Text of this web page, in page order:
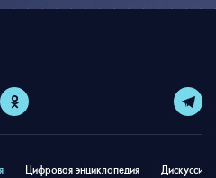
Цифровая энциклопедия